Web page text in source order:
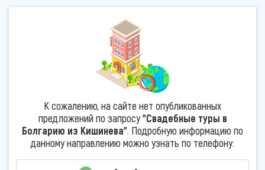
К сожалению, на сайте нет опубликованных
предложений по запросу"Свадебные туры в
Болгарию из Кишинева". Подробную информацию по
данному направлению можно узнать по телефону: